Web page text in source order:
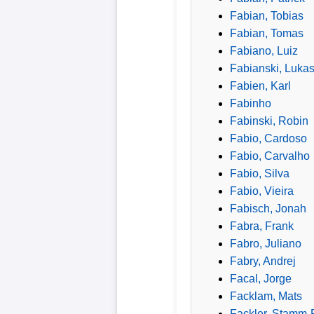
Fabian, Tobias
Fabian, Tomas
Fabiano, Luiz
Fabianski,
Fabien, Karl
Fabinho
Fabinski, Robin
Fabio, Cardoso
Fabio, Carvalho
Fabio, Silva
Fabio, Vieira
Fabisch, Jonah
Fabra, Frank
Fabro, Juliano
Fabry, Andrej
Facal, Jorge
Facklam, Mats